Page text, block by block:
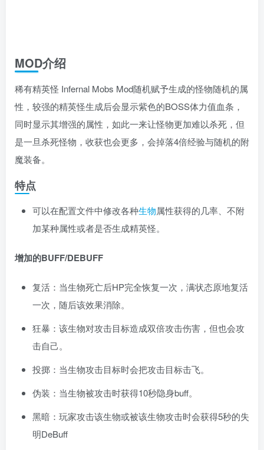
MOD介绍
稀有精英怪 Infernal Mobs Mod随机赋予生成的怪物随机的属
性，较强的精英怪生成后会显示紫色的BOSS体力值血条，
同时显示其增强的属性，如此一来让怪物更加难以杀死，但
是一旦杀死怪物，收获也会更多，会掉落4倍经验与随机的附
魔装备。
特点
可以在配置文件中修改各种生物属性获得的几率、不附
加某种属性或者是否生成精英怪。
增加的BUFF/DEBUFF
复活：当生物死亡后HP完全恢复一次，满状态原地复活
一次，随后该效果消除。
狂暴：该生物对攻击目标造成双倍攻击伤害，但也会攻
击自己。
投掷：当生物攻击目标时会把攻击目标击飞。
伪装：当生物被攻击时获得10秒隐身buff。
黑暗：玩家攻击该生物或被该生物攻击时会获得5秒的失
明DeBuff